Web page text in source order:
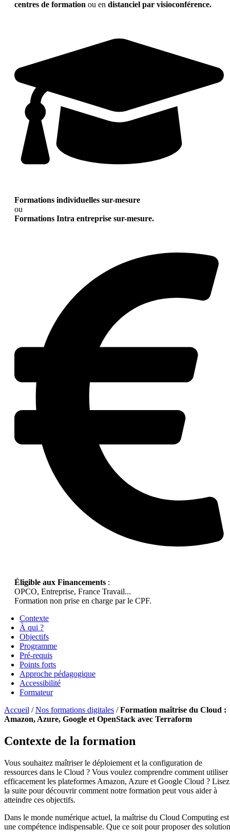
centres de formation ou en distanciel par visioconférence.
Formations individuelles sur-mesure
ou
Formations Intra entreprise sur-mesure.
Éligible aux Financements :
OPCO, Entreprise, France Travail...
Formation non prise en charge par le CPF.
Contexte
À qui ?
Objectifs
Programme
Pré-requis
Points forts
Approche pédagogique
Accessibilité
Formateur
Accueil /Nos formations digitales /Formation maîtrise du Cloud :
Amazon, Azure, Google et OpenStack avec Terraform
Contexte de la formation
Vous souhaitez maîtriser le déploiement et la configuration de
ressources dans le Cloud ? Vous voulez comprendre comment utiliser
efficacement les plateformes Amazon, Azure et Google Cloud ? Lisez
la suite pour découvrir comment notre formation peut vous aider à
atteindre ces objectifs.
Dans le monde numérique actuel, la maîtrise du Cloud Computing est
une compétence indispensable. Que ce soit pour proposer des